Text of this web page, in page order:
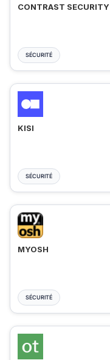
CONTRAST SECURITY
SÉCURITÉ
KISI
SÉCURITÉ
MYOSH
SÉCURITÉ